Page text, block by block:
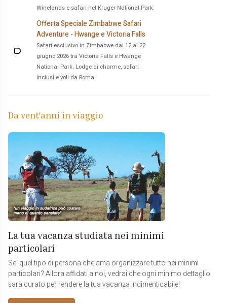
Winelands e safari nel Kruger National Park.
Offerta Speciale Zimbabwe Safari
Adventure - Hwange e Victoria Falls
Safari esclusivo in Zimbabwe dal 12 al 22
giugno 2026 tra Victoria Falls e Hwange
National Park. Lodge di charme, safari
inclusi e voli da Roma.
Da vent'anni in viaggio
La tua vacanza studiata nei minimi
particolari
Sei quel tipo di persona che ama organizzare tutto nei minimi
particolari? Allora affidati a noi, vedrai che ogni minimo dettaglio
sarà curato per rendere la tua vacanza indimenticabile!